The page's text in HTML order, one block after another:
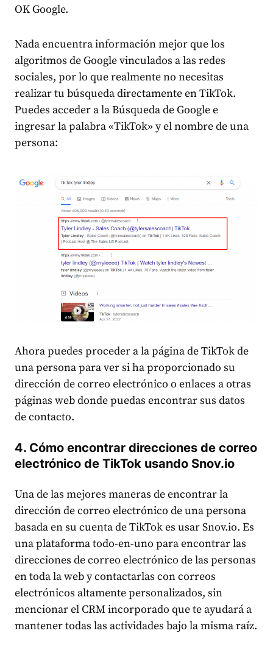
OK Google.
Nada encuentra información mejor que los
algoritmos de Google vinculados a las redes
sociales, por lo que realmente no necesitas
realizar tu búsqueda directamente en TikTok.
Puedes acceder a la Búsqueda de Google e
ingresar la palabra «TikTok» y el nombre de una
persona:
Ahora puedes proceder a la página de TikTok de
una persona para ver si ha proporcionado su
dirección de correo electrónico o enlaces a otras
páginas web donde puedas encontrar sus datos
de contacto.
4. Cómo encontrar direcciones de correo
electrónico de TikTok usando Snov.io
Una de las mejores maneras de encontrar la
dirección de correo electrónico de una persona
basada en su cuenta de TikTok es usar Snov.io. Es
una plataforma todo-en-uno para encontrar las
direcciones de correo electrónico de las personas
en toda la web y contactarlas con correos
electrónicos altamente personalizados, sin
mencionar el CRM incorporado que te ayudará a
mantener todas las actividades bajo la misma raíz.